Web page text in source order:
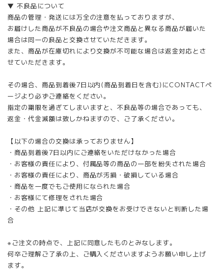
▼ 不良品について
商品の管理・発送には万全の注意を払っておりますが、
お届けした商品が不良品の場合や注文商品と異なる商品が届いた
場合は同一の良品と交換させていただきます。
また、商品が在庫切れにより交換が不可能な場合は返金対応とさ
せていただきます。
その場合、商品到着後7日以内(商品到着日を含む)にCONTACTペ
ージより必ずご連絡をください。
指定の期限を過ぎてしまいますと、不良品等の場合であっても、
返金・代金減額は致しかねますので、ご了承ください。
【以下の場合の交換は承っておりません】
・商品到着後7日以内にご連絡をいただけなかった場合
・お客様の責任により、付属品等の商品の一部を紛失された場合
・お客様の責任により、商品が汚損・破損している場合
・商品を一度でもご使用になられた場合
・お客様にて修理をされた場合
・その他 上記に準じて当店が交換をお受けできないと判断した場
合
※ご注文の時点で、上記に同意したものとみなします。
何卒ご理解ご了承の上、ご購入くださいますようお願い申し上げ
ます。